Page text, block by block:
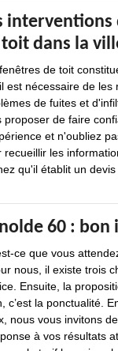
dans la
de toit
est nécessaire de les
de fuites et
proposer de faire
et n'oubliez
recueillir les
qu'il établit un
60 :
ce que vous
nous, il existe trois
Ensuite, la
c’est la ponctualité.
nous vous invitons
à vos résultats